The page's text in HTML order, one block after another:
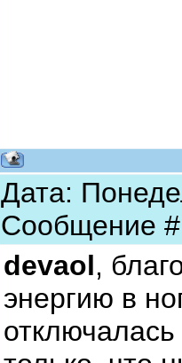
Дата:
Сообщение
devaol,
энергию в